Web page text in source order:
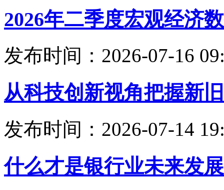
2026年二季度宏观经济
发布时间：2026-07-16
从科技创新视角把握新
发布时间：2026-07-14
什么才是银行业未来发